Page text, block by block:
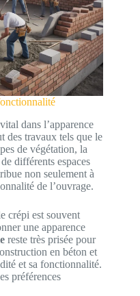
dans l’apparence
des travaux tels que le
de végétation, la
différents espaces
non seulement à
de l’ouvrage.
crépi est souvent
une apparence
reste très prisée pour
en béton et
et sa fonctionnalité.
préférences